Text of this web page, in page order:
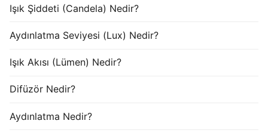
Işık Şiddeti (Candela) Nedir?
Aydınlatma Seviyesi (Lux) Nedir?
Işık Akısı (Lümen) Nedir?
Difüzör Nedir?
Aydınlatma Nedir?